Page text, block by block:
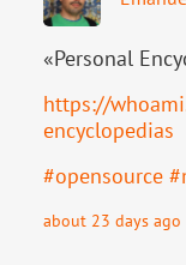
«Personal
https://
encyclopedias
#opensource #
about 23 days ago